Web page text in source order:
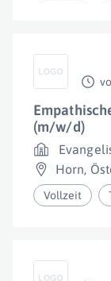
(m/w/d)
Horn,
Vollzeit